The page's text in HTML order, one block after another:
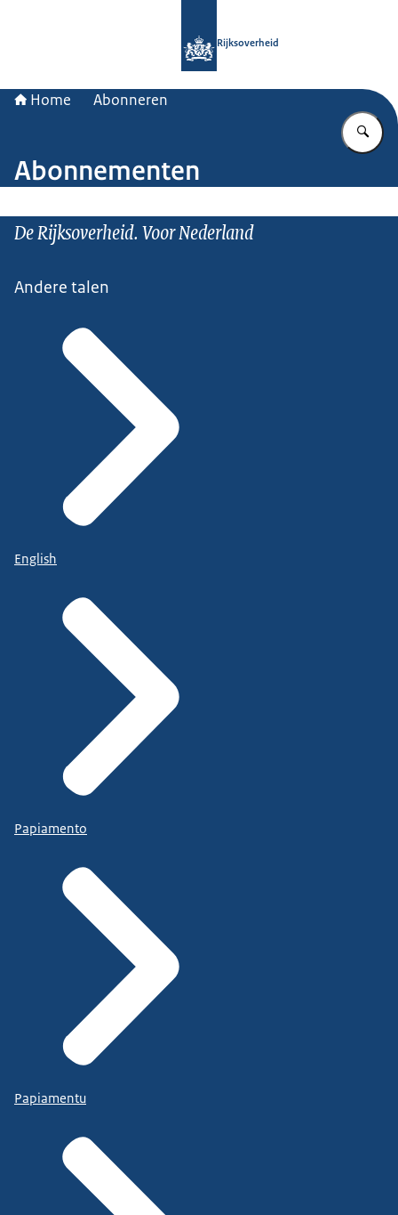
Rijksoverheid
Home Abonneren
Abonnementen
De Rijksoverheid. Voor Nederland
Andere talen
English
Papiamento
Papiamentu